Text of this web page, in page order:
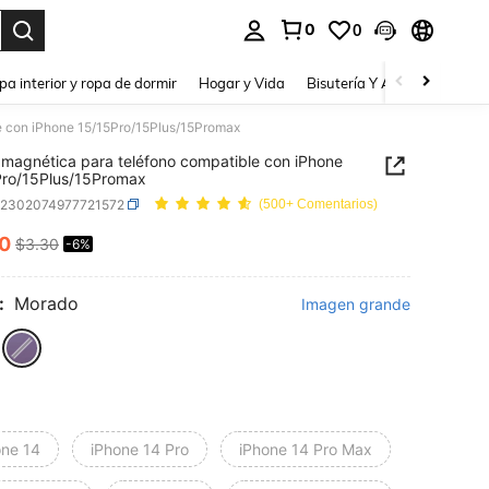
0 0
interior y ropa de dormir Hogar y Vida Bisutería Y Accesorios
iPhone 15/15Pro/15Plus/15Promax
para teléfono compatible con iPhone
15Plus/15Promax
(500+ Comentarios)
AND AVAILABILITY
$3.30 -6%
Morado Imagen grande
14 iPhone 14 Pro iPhone 14 Pro Max